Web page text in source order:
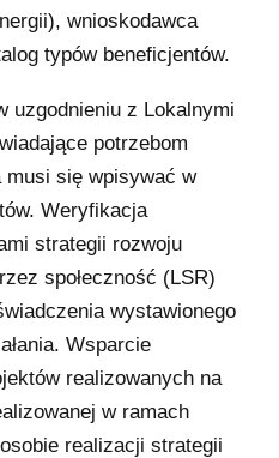
wnioskodawca
typów beneficjentów.
uzgodnieniu z Lokalnymi
potrzebom
musi się wpisywać w
Weryfikacja
strategii rozwoju
społeczność (LSR)
wystawionego
Wsparcie
realizowanych na
w ramach
realizacji strategii